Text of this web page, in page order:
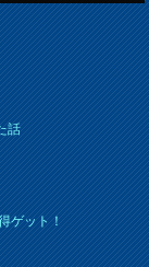
話
ゲット！